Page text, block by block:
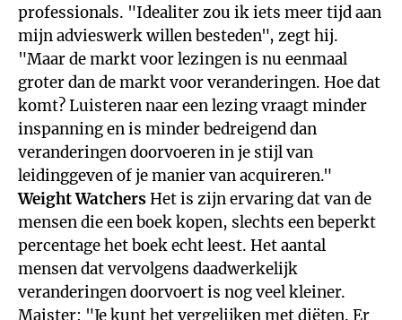
professionals. "Idealiter zou ik iets meer tijd aan
mijn advieswerk willen besteden", zegt hij.
"Maar de markt voor lezingen is nu eenmaal
groter dan de markt voor veranderingen. Hoe dat
komt? Luisteren naar een lezing vraagt minder
inspanning en is minder bedreigend dan
veranderingen doorvoeren in je stijl van
leidinggeven of je manier van acquireren."
Weight WatchersHet is zijn ervaring dat van de
mensen die een boek kopen, slechts een beperkt
percentage het boek echt leest. Het aantal
mensen dat vervolgens daadwerkelijk
veranderingen doorvoert is nog veel kleiner.
Maister: "Je kunt het vergelijken met diëten. Er